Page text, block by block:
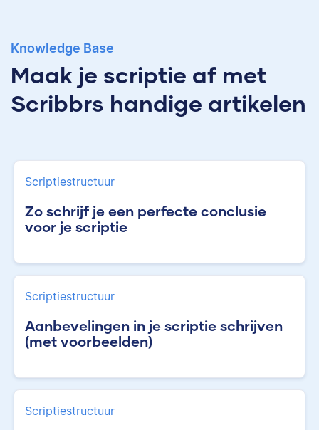
Knowledge Base
Maak je scriptie af met
Scribbrs handige artikelen
Scriptiestructuur
Zo schrijf je een perfecte conclusie
voor je scriptie
Scriptiestructuur
Aanbevelingen in je scriptie schrijven
(met voorbeelden)
Scriptiestructuur